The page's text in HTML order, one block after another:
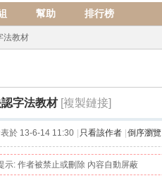
幫助 排行榜
法教材
字法教材 [複製鏈接]
於 13-6-14 11:30 只看該作者 倒序瀏覽
示: 作者被禁止或刪除 內容自動屏蔽